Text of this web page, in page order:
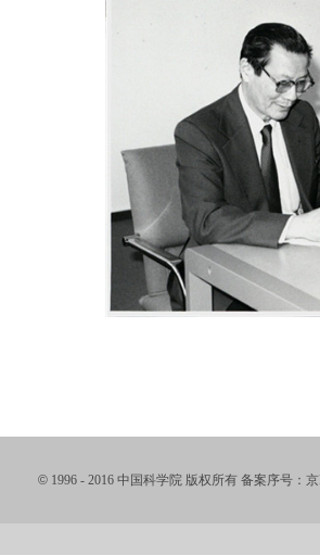
© 1996 - 2016 中国科学院 版权所有 备案序号：